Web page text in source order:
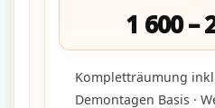
1 600 –
Kompletträumung
Demontagen Basis ·